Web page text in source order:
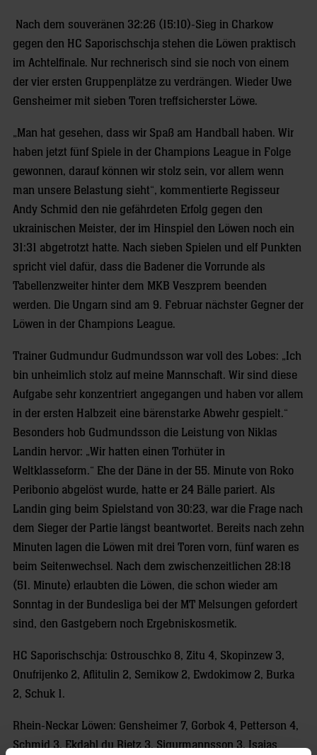
Nach dem souveränen 32:26 (15:10)-Sieg in Charkow
gegen den HC Saporischschja stehen die Löwen praktisch
im Achtelfinale. Nur rechnerisch sind sie noch von einem
der vier ersten Gruppenplätze zu verdrängen. Wieder Uwe
Gensheimer mit sieben Toren treffsicherster Löwe.
„Man hat gesehen, dass wir Spaß am Handball haben. Wir
haben jetzt fünf Spiele in der Champions League in Folge
gewonnen, darauf können wir stolz sein, vor allem wenn
man unsere Belastung sieht“, kommentierte Regisseur
Andy Schmid den nie gefährdeten Erfolg gegen den
ukrainischen Meister, der im Hinspiel den Löwen noch ein
31:31 abgetrotzt hatte. Nach sieben Spielen und elf Punkten
spricht viel dafür, dass die Badener die Vorrunde als
Tabellenzweiter hinter dem MKB Veszprem beenden
werden. Die Ungarn sind am 9. Februar nächster Gegner der
Löwen in der Champions League.
Trainer Gudmundur Gudmundsson war voll des Lobes: „Ich
bin unheimlich stolz auf meine Mannschaft. Wir sind diese
Aufgabe sehr konzentriert angegangen und haben vor allem
in der ersten Halbzeit eine bärenstarke Abwehr gespielt.“
Besonders hob Gudmundsson die Leistung von Niklas
Landin hervor: „Wir hatten einen Torhüter in
Weltklasseform.“ Ehe der Däne in der 55. Minute von Roko
Peribonio abgelöst wurde, hatte er 24 Bälle pariert. Als
Landin ging beim Spielstand von 30:23, war die Frage nach
dem Sieger der Partie längst beantwortet. Bereits nach zehn
Minuten lagen die Löwen mit drei Toren vorn, fünf waren es
beim Seitenwechsel. Nach dem zwischenzeitlichen 28:18
(51. Minute) erlaubten die Löwen, die schon wieder am
Sonntag in der Bundesliga bei der MT Melsungen gefordert
sind, den Gastgebern noch Ergebniskosmetik.
HC Saporischschja: Ostrouschko 8, Zitu 4, Skopinzew 3,
Onufrijenko 2, Aflitulin 2, Semikow 2, Ewdokimow 2, Burka
2, Schuk 1.
Rhein-Neckar Löwen: Gensheimer 7, Gorbok 4, Petterson 4,
Schmid 3, Ekdahl du Rietz 3, Sigurmannsson 3, Isaias